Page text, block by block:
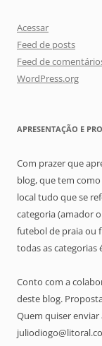
Acessar
Feed de posts
Feed de
WordPress.org
APRESENTAÇÃO E
Com prazer que
blog, que tem
local tudo que se
categoria (amador
futebol de praia ou
todas as categorias
Conto com a
deste blog.
Quem quiser